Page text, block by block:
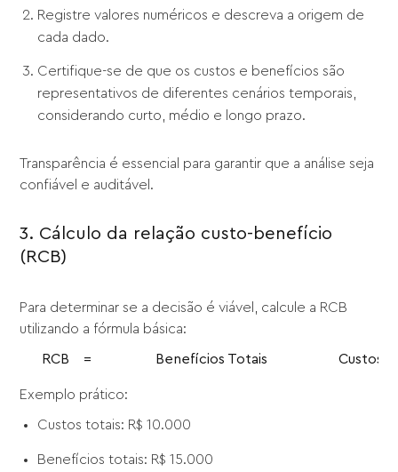
Registre valores numéricos e descreva a origem de
cada dado.
Certifique-se de que os custos e benefícios são
representativos de diferentes cenários temporais,
considerando curto, médio e longo prazo.
Transparência é essencial para garantir que a análise seja
confiável e auditável.
3. Cálculo da relação custo-benefício
(RCB)
Para determinar se a decisão é viável, calcule a RCB
utilizando a fórmula básica:
RCB = Benefícios Totais Custos
Exemplo prático:
Custos totais: R$ 10.000
Benefícios totais: R$ 15.000